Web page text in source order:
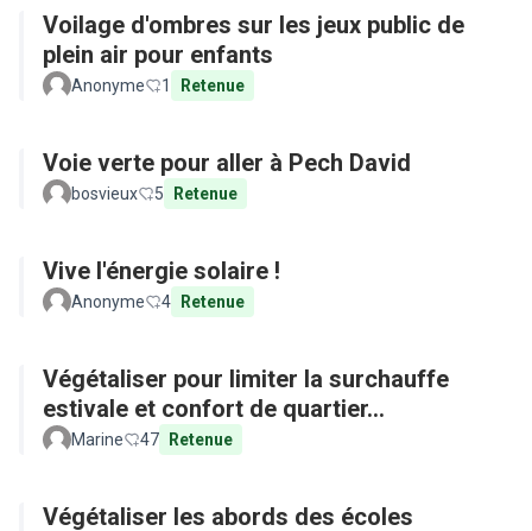
Voilage d'ombres sur les jeux public de
plein air pour enfants
Anonyme 1 Retenue
Voie verte pour aller à Pech David
bosvieux 5 Retenue
Vive l'énergie solaire !
Anonyme 4 Retenue
Végétaliser pour limiter la surchauffe
estivale et confort de quartier...
Marine 47 Retenue
Végétaliser les abords des écoles